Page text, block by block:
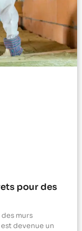
pour des
murs
devenue un